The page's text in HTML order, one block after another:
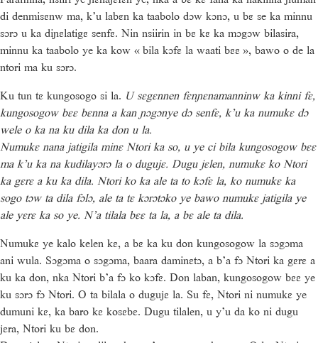
di denmisɛnw ma, k’u labɛn ka taabolo dɔw kɔnɔ, u bɛ se ka minnu
sɔrɔ u ka diɲɛlatigɛ senfɛ. Nin nsiirin in bɛ kɛ ka mɔgɔw bilasira,
minnu ka taabolo ye ka kow « bila kɔfɛ la waati bɛɛ », bawo o de la
ntori ma ku sɔrɔ.
Ku tun tɛ kungosogo si la. U sɛgɛnnen fɛnɲɛnamanninw ka kinni fɛ,
kungosogow bɛɛ bɛnna a kan ɲɔgɔnye dɔ senfɛ, k’u ka numukɛ dɔ
wele o ka na ku dila ka don u la.
Numukɛ nana jatigila minɛ Ntori ka so, u ye ci bila kungosogow bɛɛ
ma k’u ka na kudilayɔrɔ la o dugujɛ. Dugu jɛlen, numukɛ ko Ntori
ka gɛrɛ a ku ka dila. Ntori ko ka ale ta to kɔfɛ la, ko numukɛ ka
sogo tɔw ta dila fɔlɔ, ale ta tɛ kɔrɔtɔko ye bawo numukɛ jatigila ye
ale yɛrɛ ka so ye. N’a tilala bɛɛ ta la, a bɛ ale ta dila.
Numukɛ ye kalo kelen kɛ, a bɛ ka ku don kungosogow la sɔgɔma
ani wula. Sɔgɔma o sɔgɔma, baara daminɛtɔ, a b’a fɔ Ntori ka gɛrɛ a
ku ka don, nka Ntori b’a fɔ ko kɔfɛ. Don laban, kungosogow bɛɛ ye
ku sɔrɔ fɔ Ntori. O ta bilala o dugujɛ la. Su fɛ, Ntori ni numukɛ ye
dumuni kɛ, ka baro kɛ kosɛbɛ. Dugu tilalen, u y’u da ko ni dugu
jɛra, Ntori ku bɛ don.